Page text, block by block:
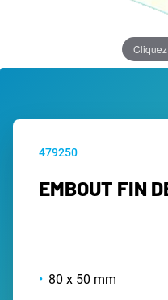
479250
EMBOUT FIN
80 x 50 mm